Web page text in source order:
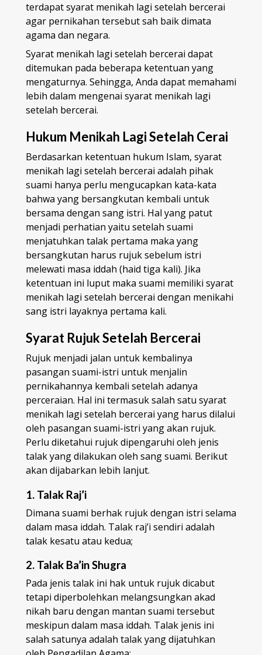
terdapat syarat menikah lagi setelah bercerai
agar pernikahan tersebut sah baik dimata
agama dan negara.
Syarat menikah lagi setelah bercerai dapat
ditemukan pada beberapa ketentuan yang
mengaturnya. Sehingga, Anda dapat memahami
lebih dalam mengenai syarat menikah lagi
setelah bercerai.
Hukum Menikah Lagi Setelah Cerai
Berdasarkan ketentuan hukum Islam, syarat
menikah lagi setelah bercerai adalah pihak
suami hanya perlu mengucapkan kata-kata
bahwa yang bersangkutan kembali untuk
bersama dengan sang istri. Hal yang patut
menjadi perhatian yaitu setelah suami
menjatuhkan talak pertama maka yang
bersangkutan harus rujuk sebelum istri
melewati masa iddah (haid tiga kali). Jika
ketentuan ini luput maka suami memiliki syarat
menikah lagi setelah bercerai dengan menikahi
sang istri layaknya pertama kali.
Syarat Rujuk Setelah Bercerai
Rujuk menjadi jalan untuk kembalinya
pasangan suami-istri untuk menjalin
pernikahannya kembali setelah adanya
perceraian. Hal ini termasuk salah satu syarat
menikah lagi setelah bercerai yang harus dilalui
oleh pasangan suami-istri yang akan rujuk.
Perlu diketahui rujuk dipengaruhi oleh jenis
talak yang dilakukan oleh sang suami. Berikut
akan dijabarkan lebih lanjut.
1. Talak Raj’i
Dimana suami berhak rujuk dengan istri selama
dalam masa iddah. Talak raj’i sendiri adalah
talak kesatu atau kedua;
2. Talak Ba’in Shugra
Pada jenis talak ini hak untuk rujuk dicabut
tetapi diperbolehkan melangsungkan akad
nikah baru dengan mantan suami tersebut
meskipun dalam masa iddah. Talak jenis ini
salah satunya adalah talak yang dijatuhkan